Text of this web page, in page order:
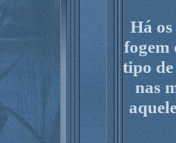
Há
fogem
tipo
nas